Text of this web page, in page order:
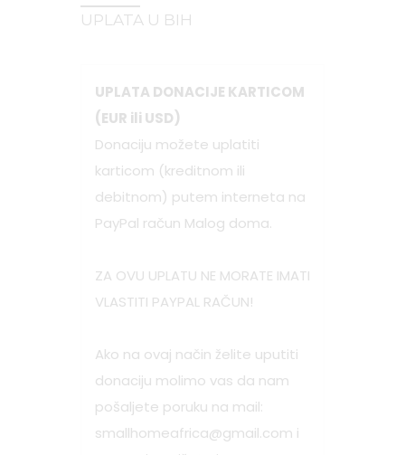
UPLATA U BIH
UPLATA DONACIJE KARTICOM
(EUR ili USD)
Donaciju možete uplatiti
karticom (kreditnom ili
debitnom) putem interneta na
PayPal račun Malog doma.
ZA OVU UPLATU NE MORATE IMATI
VLASTITI PAYPAL RAČUN!
Ako na ovaj način želite uputiti
donaciju molimo vas da nam
pošaljete poruku na mail:
smallhomeafrica@gmail.com i